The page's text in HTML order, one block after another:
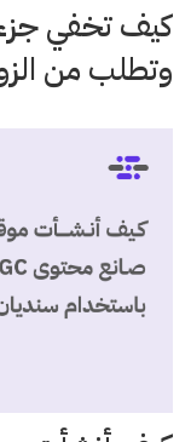
كيف تخفي
وتطلب من